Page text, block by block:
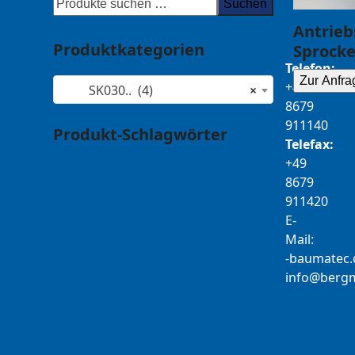
Zur
Suchen
Produktkategorien
×
SK030.. (4)
Produkt-Schlagwörter
Telefon:
+49
8679
911140
Telefax:
+49
8679
911420
E-
Mail:
tamua
b-
@ofni